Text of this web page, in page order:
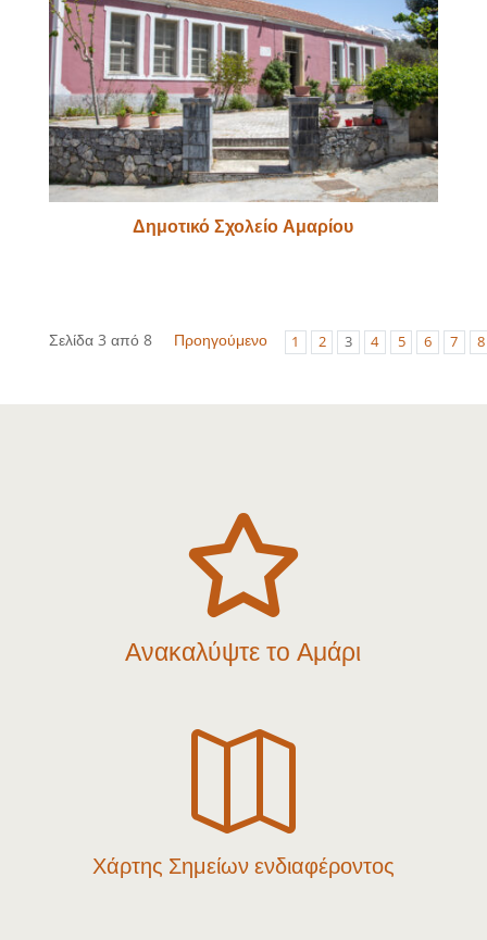
Δημοτικό Σχολείο Αμαρίου
Σελίδα 3 από 8 Προηγούμενο 1 2 3 4 5 6 7 8

Ανακαλύψτε το Αμάρι

Χάρτης Σημείων ενδιαφέροντος